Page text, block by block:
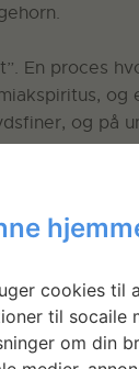
En proces
og på
og syet
cookies til
til socaile
om din